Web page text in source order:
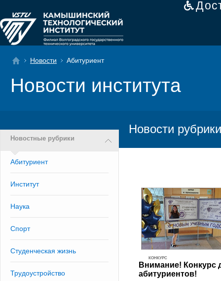
Новости Абитуриент
Новости института
Новостные рубрики
Абитуриент
Институт
Наука
Спорт
Студенческая жизнь
Трудоустройство
Новости
КОНКУРС
Внимание! Конкурс
абитуриентов!